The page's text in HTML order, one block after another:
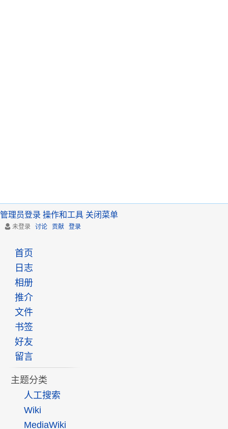
管理员登录 操作和工具 关闭菜单
未登录 讨论 贡献 登录
首页
日志
相册
推介
文件
书签
好友
留言
主题分类
人工搜索
Wiki
MediaWiki